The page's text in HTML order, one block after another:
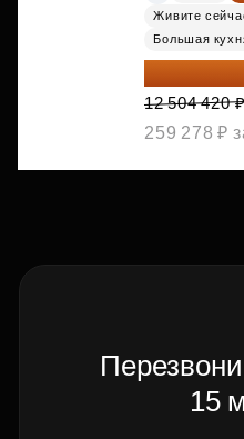
Живите
Большая
12 504 420 ₽
259 278 ₽
15